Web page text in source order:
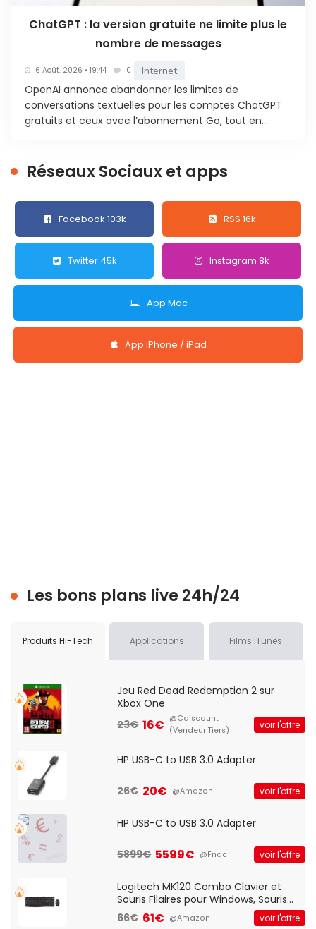
ChatGPT : la version gratuite ne limite plus le
nombre de messages
6 Août. 2026 • 19:44 0 Internet
OpenAI annonce abandonner les limites de
conversations textuelles pour les comptes ChatGPT
gratuits et ceux avec l’abonnement Go, tout en...
Réseaux Sociaux et apps
Facebook 103k RSS 16k
Twitter 45k Instagram 8k
App Mac
App iPhone / iPad
Les bons plans live 24h/24
Produits Hi-Tech Applications Films iTunes
Jeu Red Dead Redemption 2 sur
Xbox One
23€ 16€ @Cdiscount
(Vendeur Tiers)
voir l'offre
HP USB-C to USB 3.0 Adapter
26€ 20€ @Amazon voir l'offre
HP USB-C to USB 3.0 Adapter
5899€ 5599€ @Fnac voir l'offre
Logitech MK120 Combo Clavier et
Souris Filaires pour Windows, Souris
Optique Filaire, Connexion USB Plug
And Play, Confortable, Taille
66€ 61€ @Amazon voir l'offre